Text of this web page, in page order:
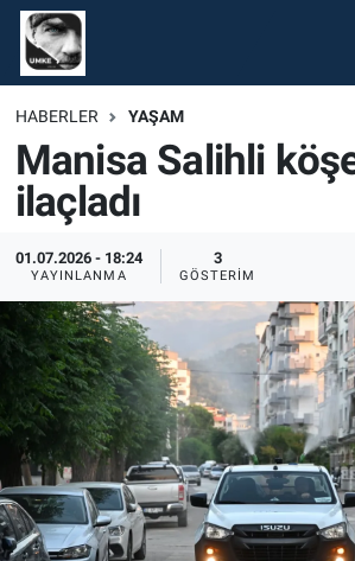
HABERLER YAŞAM
Manisa Salihli
ilaçladı
01.07.2026 - 18:24
YAYINLANMA
3
GÖSTERIM
Gündem
Ekonomi
Spor
Magazin
Tüm Haberler
İletişim
Künye
Nöbetçi Eczaneler
Hava Durumu
Namaz Vakitleri
Trafik Durumu
Süper Lig Puan Durumu ve
Tüm Manşetler
Son Dakika Haberleri
Haber Arşivi